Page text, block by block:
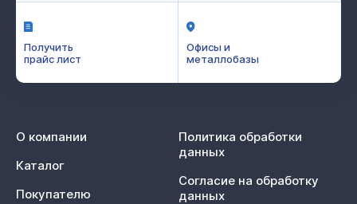
Получить
прайс лист
Офисы и
металлобазы
О компании
Каталог
Покупателю
Политика обработки
данных
Согласие на обработку
данных